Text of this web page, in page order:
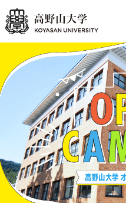
高野山大学
高野山大学の概要
選抜（入試）情報
学部・大学院
図書館・研究
学生生活